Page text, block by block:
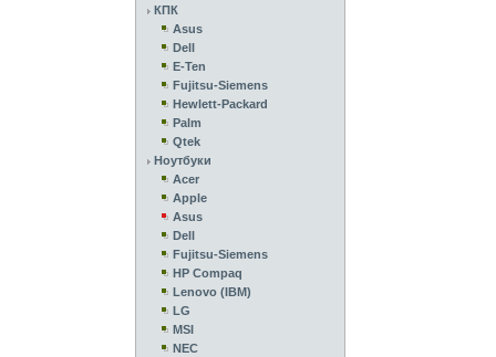
КПК
Asus
Dell
E-Ten
Fujitsu-Siemens
Hewlett-Packard
Palm
Qtek
Ноутбуки
Acer
Apple
Asus
Dell
Fujitsu-Siemens
HP Compaq
Lenovo (IBM)
LG
MSI
NEC